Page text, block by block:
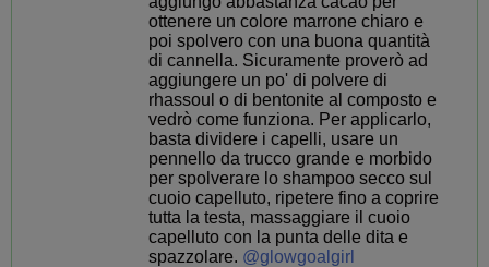
ottenere un colore marrone chiaro e
poi spolvero con una buona quantità
di cannella. Sicuramente proverò ad
aggiungere un po' di polvere di
rhassoul o di bentonite al composto e
vedrò come funziona. Per applicarlo,
basta dividere i capelli, usare un
pennello da trucco grande e morbido
per spolverare lo shampoo secco sul
cuoio capelluto, ripetere fino a coprire
tutta la testa, massaggiare il cuoio
capelluto con la punta delle dita e
spazzolare. @glowgoalgirl